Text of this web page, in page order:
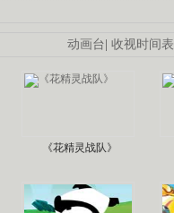
动画台 收视时间表
《花精灵战队》